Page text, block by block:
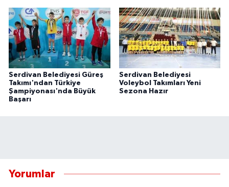
Serdivan Belediyesi Güreş
Takımı'ndan Türkiye
Şampiyonası'nda Büyük
Başarı
Serdivan Belediyesi
Voleybol Takımları Yeni
Sezona Hazır
Yorumlar